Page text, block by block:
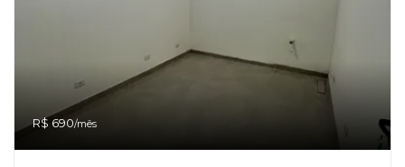
R$ 690/mês